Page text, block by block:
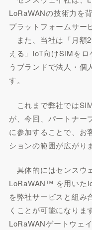
LoRaWANの技術力を
プラットフォームサ
また、当社は「月額
える」IoT向けSIMを
うブランドで法人・個
す。
これまで弊社では
が、今回、パートナー
に参加することで、お
ションの範囲が広がり
具体的にはセンスウ
LoRaWAN™ を用いた
を弊社サービスと組み
くことが可能になりま
LoRaWANゲートウェ